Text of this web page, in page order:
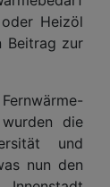
Heizöl
Beitrag zur
die
und
nun den